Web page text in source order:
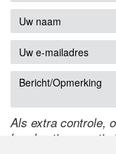
Als extra controle,
handmatige reactie